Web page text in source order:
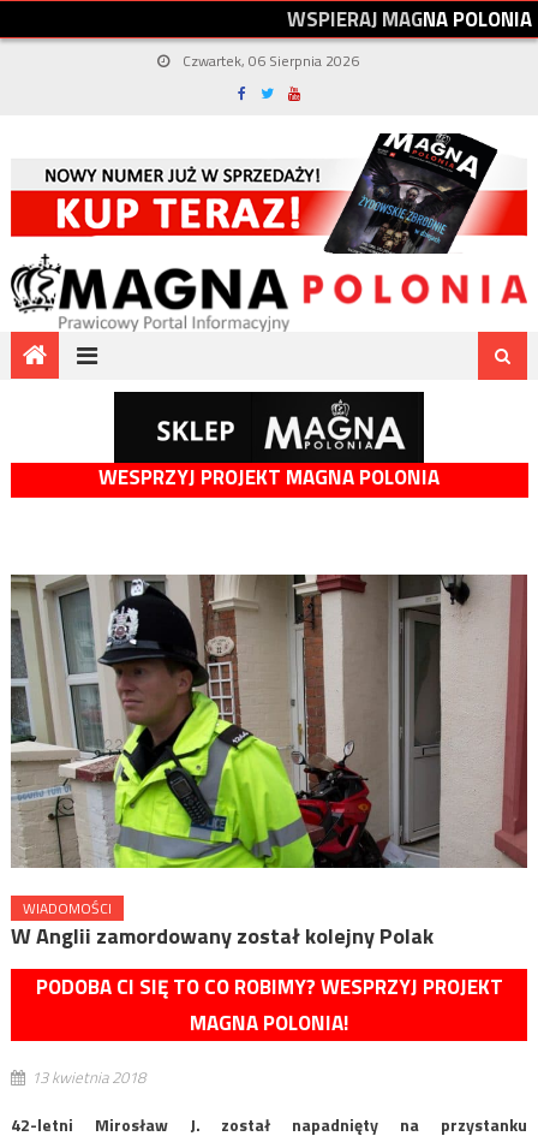
WSPIERAJMAGNAPOLONIA
Czwartek, 06 Sierpnia 2026
WESPRZYJ PROJEKT MAGNA POLONIA
WIADOMOŚCI
W Anglii zamordowany został kolejny Polak
PODOBA CI SIĘ TO CO ROBIMY? WESPRZYJ PROJEKT
MAGNA POLONIA!
13 kwietnia 2018
42-letni Mirosław J. został napadnięty na przystanku